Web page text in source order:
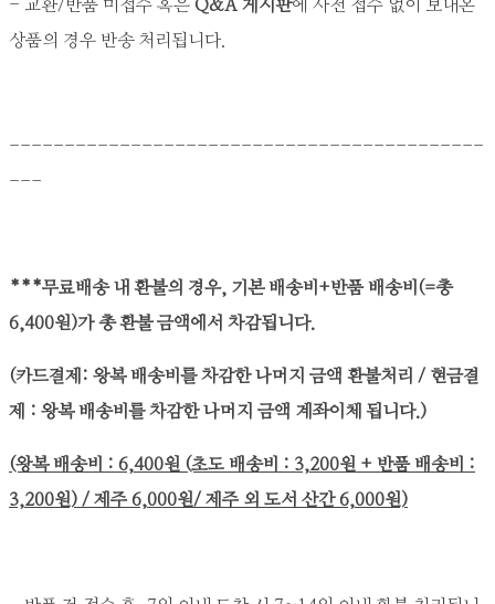
- 교환/반품 미접수 혹은 Q&A 게시판에 사전 접수 없이 보내온
상품의 경우 반송 처리됩니다.
-------------------------------------------
---
***무료배송 내 환불의 경우, 기본 배송비+반품 배송비(=총
6,400원)가 총 환불 금액에서 차감됩니다.
(카드결제: 왕복 배송비를 차감한 나머지 금액 환불처리 / 현금결
제 : 왕복 배송비를 차감한 나머지 금액 계좌이체 됩니다.)
(왕복 배송비 : 6,400원 (초도 배송비 : 3,200원 + 반품 배송비 :
3,200원) / 제주 6,000원/ 제주 외 도서 산간 6,000원)